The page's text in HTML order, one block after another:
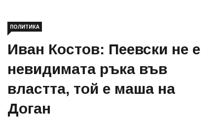
ПОЛИТИКА
Иван Костов: Пеевски не е
невидимата ръка във
властта, той е маша на
Доган